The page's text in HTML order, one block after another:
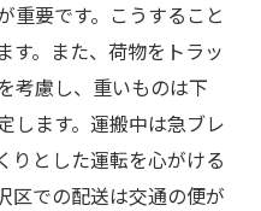
重要です。こうすること
す。また、荷物をトラッ
考慮し、重いものは下
します。運搬中は急ブレ
りとした運転を心がける
区での配送は交通の便が